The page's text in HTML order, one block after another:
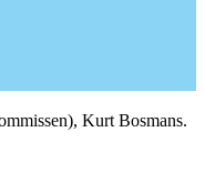
Kurt Bosmans.